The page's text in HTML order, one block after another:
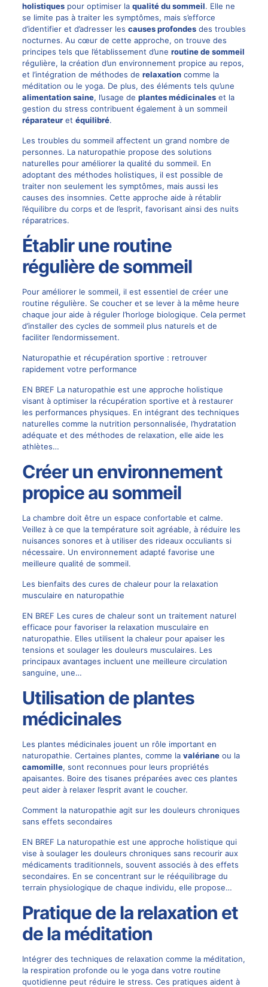
holistiquespour optimiser la qualité du sommeil. Elle ne
se limite pas à traiter les symptômes, mais s’efforce
d’identifier et d’adresser les causes profondesdes troubles
nocturnes. Au cœur de cette approche, on trouve des
principes tels que l’établissement d’une routine de sommeil
régulière, la création d’un environnement propice au repos,
et l’intégration de méthodes de relaxationcomme la
méditation ou le yoga. De plus, des éléments tels qu’une
alimentation saine, l’usage de plantes médicinaleset la
gestion du stress contribuent également à un sommeil
réparateuret équilibré.
Les troubles du sommeil affectent un grand nombre de
personnes. La naturopathie propose des solutions
naturelles pour améliorer la qualité du sommeil. En
adoptant des méthodes holistiques, il est possible de
traiter non seulement les symptômes, mais aussi les
causes des insomnies. Cette approche aide à rétablir
l’équilibre du corps et de l’esprit, favorisant ainsi des nuits
réparatrices.
Établir une routine
régulière de sommeil
Pour améliorer le sommeil, il est essentiel de créer une
routine régulière. Se coucher et se lever à la même heure
chaque jour aide à réguler l’horloge biologique. Cela permet
d’installer des cycles de sommeil plus naturels et de
faciliter l’endormissement.
Naturopathie et récupération sportive : retrouver
rapidement votre performance
EN BREF La naturopathie est une approche holistique
visant à optimiser la récupération sportive et à restaurer
les performances physiques. En intégrant des techniques
naturelles comme la nutrition personnalisée, l’hydratation
adéquate et des méthodes de relaxation, elle aide les
athlètes…
Créer un environnement
propice au sommeil
La chambre doit être un espace confortable et calme.
Veillez à ce que la température soit agréable, à réduire les
nuisances sonores et à utiliser des rideaux occuliants si
nécessaire. Un environnement adapté favorise une
meilleure qualité de sommeil.
Les bienfaits des cures de chaleur pour la relaxation
musculaire en naturopathie
EN BREF Les cures de chaleur sont un traitement naturel
efficace pour favoriser la relaxation musculaire en
naturopathie. Elles utilisent la chaleur pour apaiser les
tensions et soulager les douleurs musculaires. Les
principaux avantages incluent une meilleure circulation
sanguine, une…
Utilisation de plantes
médicinales
Les plantes médicinales jouent un rôle important en
naturopathie. Certaines plantes, comme la valérianeou la
camomille, sont reconnues pour leurs propriétés
apaisantes. Boire des tisanes préparées avec ces plantes
peut aider à relaxer l’esprit avant le coucher.
Comment la naturopathie agit sur les douleurs chroniques
sans effets secondaires
EN BREF La naturopathie est une approche holistique qui
vise à soulager les douleurs chroniques sans recourir aux
médicaments traditionnels, souvent associés à des effets
secondaires. En se concentrant sur le rééquilibrage du
terrain physiologique de chaque individu, elle propose…
Pratique de la relaxation et
de la méditation
Intégrer des techniques de relaxation comme la méditation,
la respiration profonde ou le yoga dans votre routine
quotidienne peut réduire le stress. Ces pratiques aident à